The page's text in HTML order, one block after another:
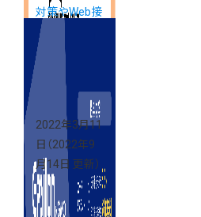
対策やWeb接
客ができるア
プリがお得！
2022年3月11
日 （2022年9
月14日 更新）